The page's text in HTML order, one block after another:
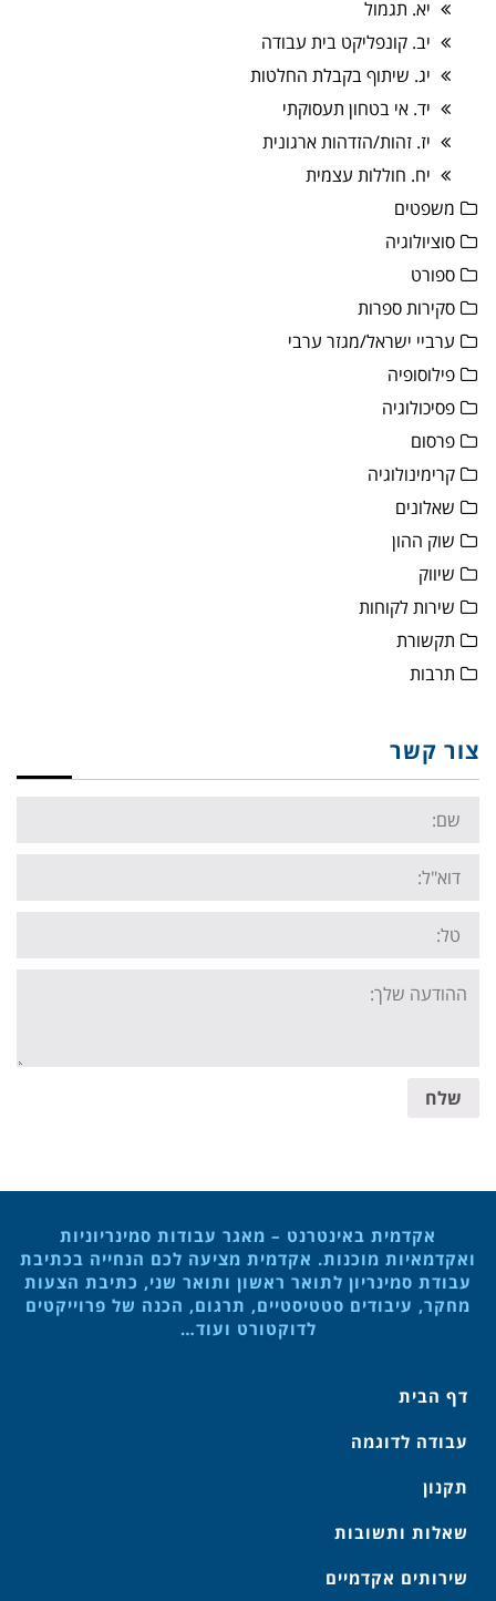
יא. תגמול
יב. קונפליקט בית עבודה
יג. שיתוף בקבלת החלטות
יד. אי בטחון תעסוקתי
יז. זהות/הזדהות ארגונית
יח. חוללות עצמית
משפטים
סוציולוגיה
ספורט
סקירות ספרות
ערביי ישראל/מגזר ערבי
פילוסופיה
פסיכולוגיה
פרסום
קרימינולוגיה
שאלונים
שוק ההון
שיווק
שירות לקוחות
תקשורת
תרבות
צור קשר
Name:
Email:
Tel:
Your
message:
שלח
אקדמית באינטרנט – מאגר עבודות סמינריוניות
ואקדמאיות מוכנות. אקדמית מציעה לכם הנחייה בכתיבת
עבודת סמינריון לתואר ראשון ותואר שני, כתיבת הצעות
מחקר, עיבודים סטטיסטיים, תרגום, הכנה של פרוייקטים
לדוקטורט ועוד…
דף הבית
עבודה לדוגמה
תקנון
שאלות ותשובות
שירותים אקדמיים